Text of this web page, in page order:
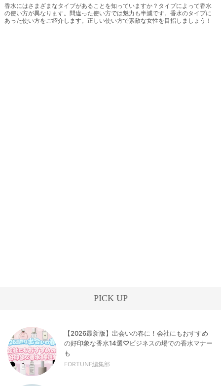
香水にはさまざまなタイプがあることを知っていますか？タイプによって香水
の使い方が異なります。間違った使い方では魅力も半減です。香水のタイプに
あった使い方をご紹介します。正しい使い方で素敵な女性を目指しましょう！
PICK UP
【2026最新版】出会いの春に！会社にもおすすめ
の好印象な香水14選♡ビジネスの場での香水マナー
も
FORTUNE編集部